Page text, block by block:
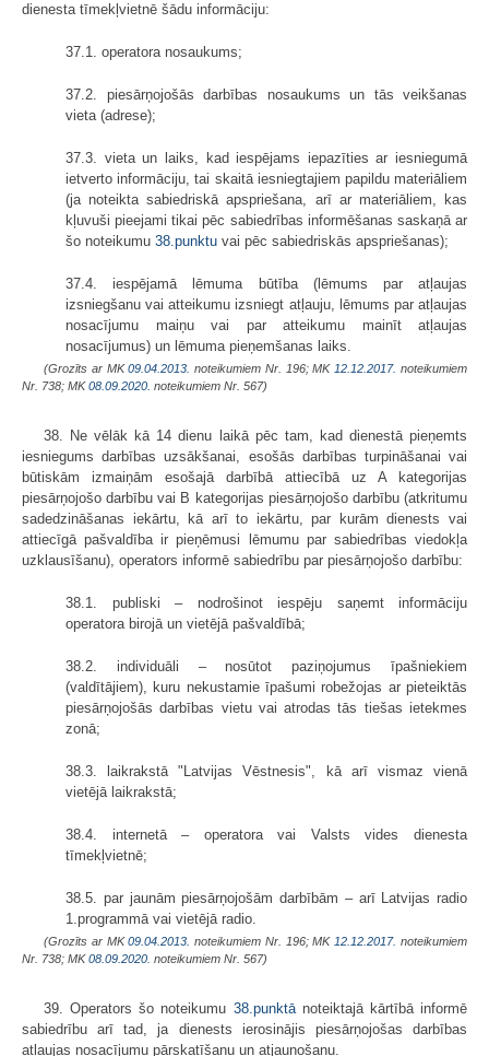
dienesta tīmekļvietnē šādu informāciju:
37.1. operatora nosaukums;
37.2. piesārņojošās darbības nosaukums un tās veikšanas
vieta (adrese);
37.3. vieta un laiks, kad iespējams iepazīties ar iesniegumā
ietverto informāciju, tai skaitā iesniegtajiem papildu materiāliem
(ja noteikta sabiedriskā apspriešana, arī ar materiāliem, kas
kļuvuši pieejami tikai pēc sabiedrības informēšanas saskaņā ar
šo noteikumu 38.punktu vai pēc sabiedriskās apspriešanas);
37.4. iespējamā lēmuma būtība (lēmums par atļaujas
izsniegšanu vai atteikumu izsniegt atļauju, lēmums par atļaujas
nosacījumu maiņu vai par atteikumu mainīt atļaujas
nosacījumus) un lēmuma pieņemšanas laiks.
(Grozīts ar MK09.04.2013. noteikumiem Nr. 196; MK 12.12.2017. noteikumiem
Nr. 738; MK08.09.2020. noteikumiem Nr. 567)
38. Ne vēlāk kā 14 dienu laikā pēc tam, kad dienestā pieņemts
iesniegums darbības uzsākšanai, esošās darbības turpināšanai vai
būtiskām izmaiņām esošajā darbībā attiecībā uz A kategorijas
piesārņojošo darbību vai B kategorijas piesārņojošo darbību (atkritumu
sadedzināšanas iekārtu, kā arī to iekārtu, par kurām dienests vai
attiecīgā pašvaldība ir pieņēmusi lēmumu par sabiedrības viedokļa
uzklausīšanu), operators informē sabiedrību par piesārņojošo darbību:
38.1. publiski – nodrošinot iespēju saņemt informāciju
operatora birojā un vietējā pašvaldībā;
38.2. individuāli – nosūtot paziņojumus īpašniekiem
(valdītājiem), kuru nekustamie īpašumi robežojas ar pieteiktās
piesārņojošās darbības vietu vai atrodas tās tiešas ietekmes
zonā;
38.3. laikrakstā "Latvijas Vēstnesis", kā arī vismaz vienā
vietējā laikrakstā;
38.4. internetā – operatora vai Valsts vides dienesta
tīmekļvietnē;
38.5. par jaunām piesārņojošām darbībām – arī Latvijas radio
1.programmā vai vietējā radio.
(Grozīts ar MK09.04.2013. noteikumiem Nr. 196; MK 12.12.2017. noteikumiem
Nr. 738; MK08.09.2020. noteikumiem Nr. 567)
39. Operators šo noteikumu 38.punktānoteiktajā kārtībā informē
sabiedrību arī tad, ja dienests ierosinājis piesārņojošas darbības
atļaujas nosacījumu pārskatīšanu un atjaunošanu.